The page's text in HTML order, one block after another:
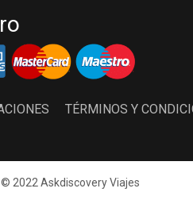
TÉRMINOS Y
2022 Askdiscovery Viajes